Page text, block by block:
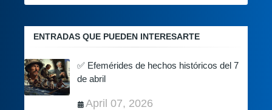
ENTRADAS QUE PUEDEN INTERESARTE
✅ Efemérides de hechos históricos del 7
de abril
April 07, 2026